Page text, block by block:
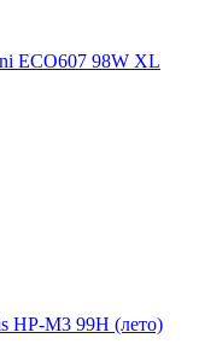
ECO607 98W XL
HP-M3 99H (лето)